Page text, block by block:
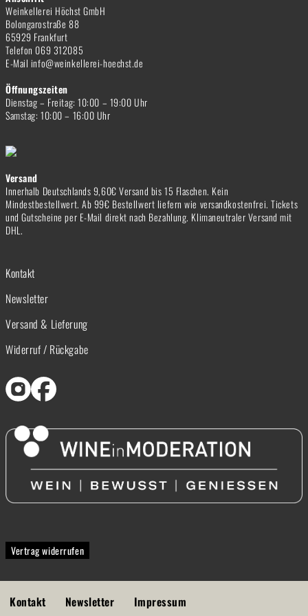
Weinkellerei Höchst GmbH
Bolongarostraße 88
65929 Frankfurt
Telefon 069 312085
E-Mail info@weinkellerei-hoechst.de
Öffnungszeiten
Dienstag – Freitag: 10:00 – 19:00 Uhr
Samstag: 10:00 – 16:00 Uhr
Versand
Innerhalb Deutschlands 9,60€ Versand bis 15 Flaschen. Kein
Mindestbestellwert. Ab 99€ Bestellwert liefern wie versandkostenfrei. Tickets
und Gutscheine per E-Mail direkt nach Bezahlung. Klimaneutraler Versand mit
DHL.
Kontakt
Newsletter
Versand & Lieferung
Widerruf / Rückgabe
Vertrag widerrufen
Kontakt Newsletter Impressum